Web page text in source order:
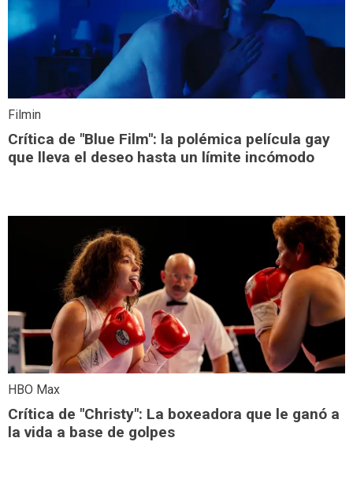
Filmin
Crítica de "Blue Film": la polémica película gay
que lleva el deseo hasta un límite incómodo
HBO Max
Crítica de "Christy": La boxeadora que le ganó a
la vida a base de golpes